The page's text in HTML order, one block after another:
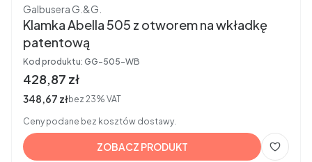
Producent
Galbusera G.&G.
Klamka Abella 505 z otworem na wkładkę
patentową
Kod produktu: GG-505-WB
Cena brutto
428,87 zł
Cena netto
348,67 złbez 23% VAT
Ceny podane bez kosztów dostawy.
ZOBACZ PRODUKT